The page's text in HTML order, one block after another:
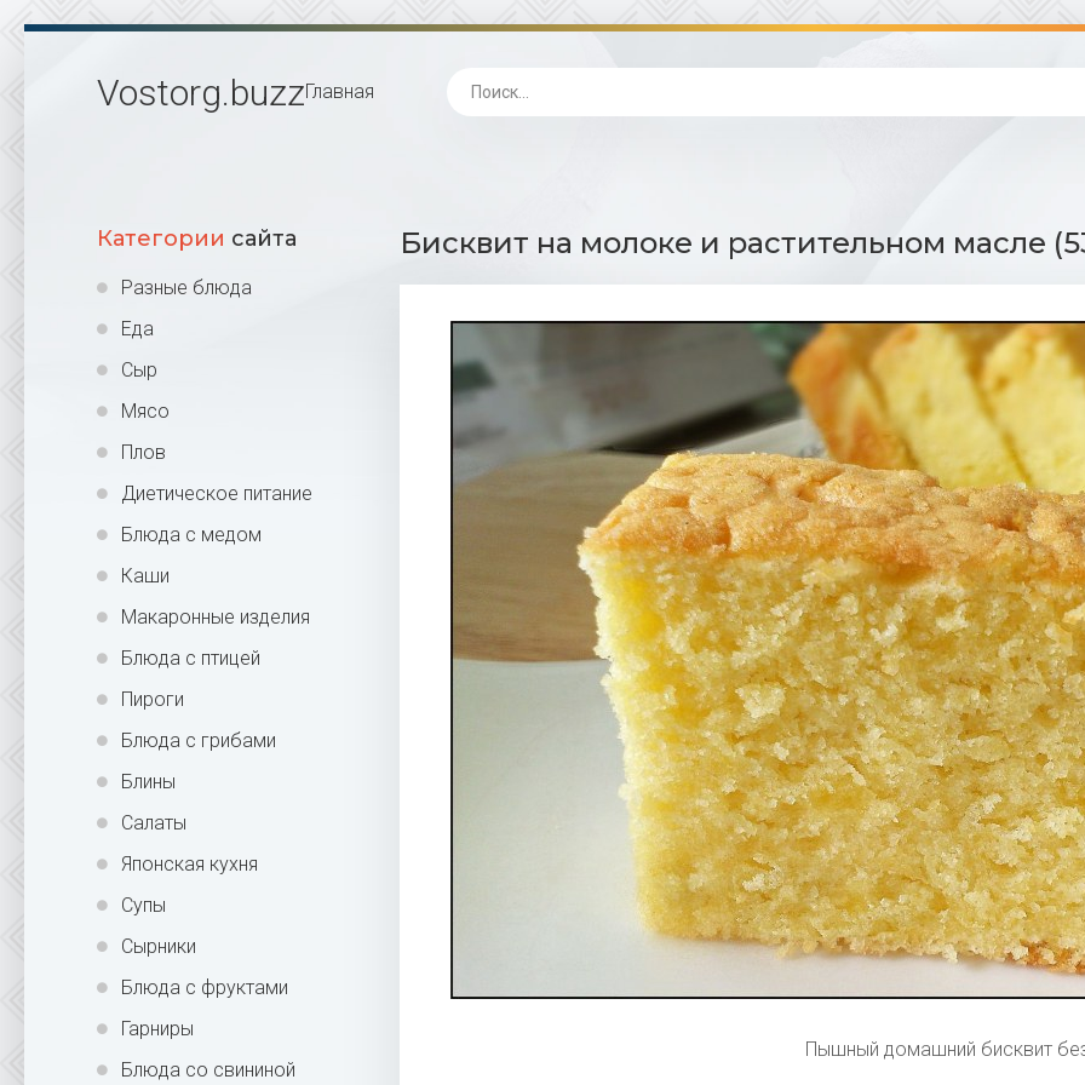
Vostorg.buzzГлавная
Категории сайта
Разные блюда
Еда
Сыр
Мясо
Плов
Диетическое питание
Блюда с медом
Каши
Макаронные изделия
Блюда с птицей
Пироги
Блюда с грибами
Блины
Салаты
Японская кухня
Супы
Сырники
Блюда с фруктами
Гарниры
Блюда со свининой
Бисквит на молоке и растительном масле
Пышный домашний бисквит